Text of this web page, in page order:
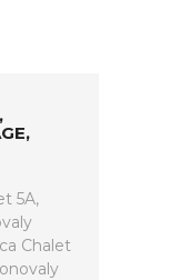
5A,
Chalet